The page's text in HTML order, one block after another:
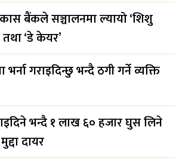
बैंकले सञ्चालनमा ल्यायो ‘शिशु
तथा ‘डे केयर’
गराइदिन्छु भन्दै ठगी गर्ने व्यक्ति
भन्दै १ लाख ६० हजार घुस लिने
दायर